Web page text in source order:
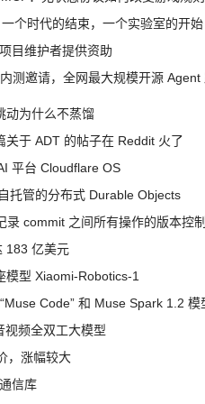
个时代的结束，一个实验室的开始
目维护者提供资助
测邀请，全网最大规模开源 Agent
动为什么不蒸馏
关于 ADT 的帖子在 Reddit 火了
平台 Cloudflare OS
托管的分布式 Durable Objects
录 commit 之间所有操作的版本控
183 亿美元
模型 Xiaomi-Robotics-1
Code” 和 Muse Spark 1.2 模
视频全双工大模型
，涨幅较大
信库